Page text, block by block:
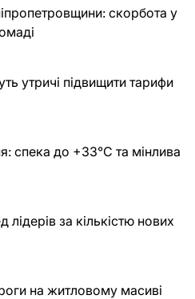
скорбота у
утричі підвищити тарифи
спека до +33°C та мінлива
за кількістю нових
на житловому масиві